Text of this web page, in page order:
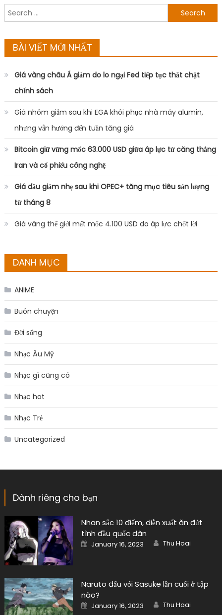
Search
for:
BÀI VIẾT MỚI NHẤT
Giá vàng châu Á giảm do lo ngại Fed tiếp tục thắt chặt
chính sách
Giá nhôm giảm sau khi EGA khôi phục nhà máy alumin,
nhưng vẫn hướng đến tuần tăng giá
Bitcoin giữ vững mốc 63.000 USD giữa áp lực từ căng thẳng
Iran và cổ phiếu công nghệ
Giá dầu giảm nhẹ sau khi OPEC+ tăng mục tiêu sản lượng
từ tháng 8
Giá vàng thế giới mất mốc 4.100 USD do áp lực chốt lời
DANH MỤC
ANIME
Buôn chuyện
Đời sống
Nhạc Âu Mỹ
Nhạc gì cũng có
Nhạc hot
Nhạc Trẻ
Uncategorized
Dành riêng cho bạn
Nhan sắc 10 điểm, diễn xuất ăn đứt
tình đầu quốc dân
Posted
on
January 16, 2023 Author
Thu Hoai
Naruto đấu với Sasuke lần cuối ở tập
nào?
Posted
on
January 16, 2023 Author
Thu Hoai